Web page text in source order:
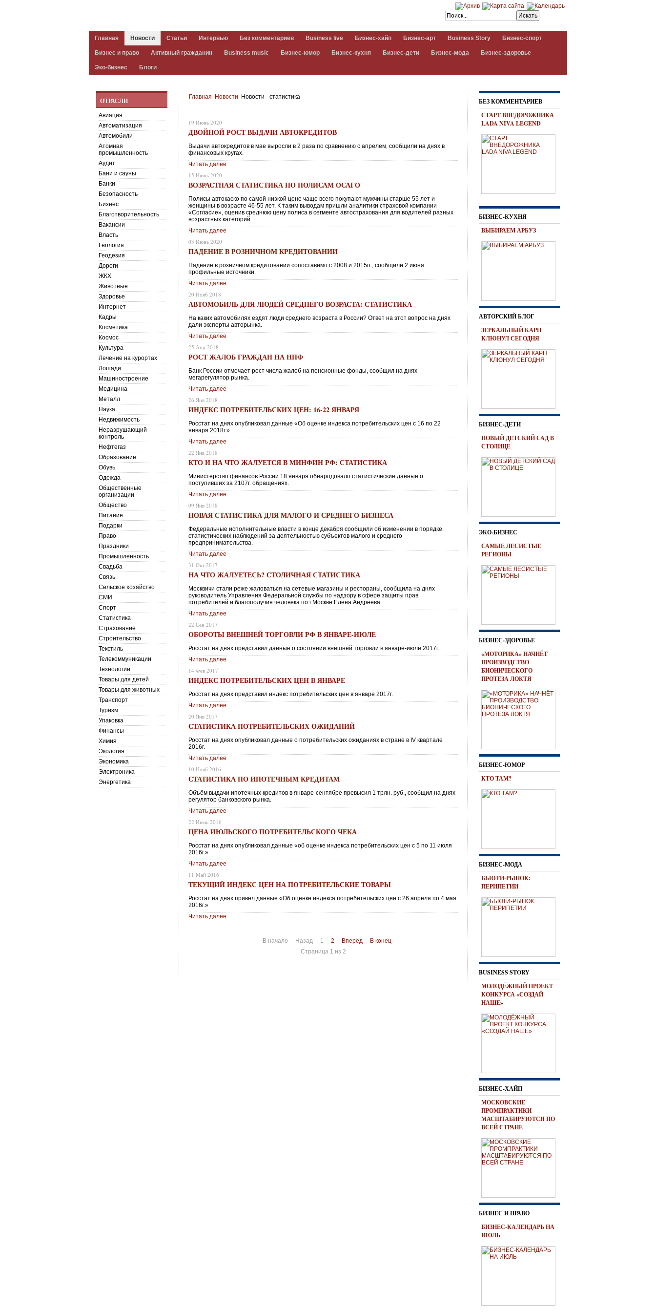
Главная Новости Статьи Интервью Без комментариев Business live Бизнес-хайп Бизнес-арт Business Story Бизнес-спорт
Бизнес и право Активный гражданин Business music Бизнес-юмор Бизнес-кухня Бизнес-дети Бизнес-мода Бизнес-здоровье
Эко-бизнес Блоги
Главная Новости Новости - статистика
19 Июнь 2020
ДВОЙНОЙ РОСТ ВЫДАЧИ АВТОКРЕДИТОВ
Выдачи автокредитов в мае выросли в 2 раза по сравнению с апрелем, сообщили на днях в
финансовых кругах.
Читать далее
15 Июнь 2020
ВОЗРАСТНАЯ СТАТИСТИКА ПО ПОЛИСАМ ОСАГО
Полисы автокаско по самой низкой цене чаще всего покупают мужчины старше 55 лет и
женщины в возрасте 46-55 лет. К таким выводам пришли аналитики страховой компании
«Согласие», оценив среднюю цену полиса в сегменте автострахования для водителей разных
возрастных категорий.
Читать далее
03 Июнь 2020
ПАДЕНИЕ В РОЗНИЧНОМ КРЕДИТОВАНИИ
Падение в розничном кредитовании сопоставимо с 2008 и 2015гг., сообщили 2 июня
профильные источники.
Читать далее
20 Нояб 2018
АВТОМОБИЛЬ ДЛЯ ЛЮДЕЙ СРЕДНЕГО ВОЗРАСТА: СТАТИСТИКА
На каких автомобилях ездят люди среднего возраста в России? Ответ на этот вопрос на днях
дали эксперты авторынка.
Читать далее
25 Апр 2018
РОСТ ЖАЛОБ ГРАЖДАН НА НПФ
Банк России отмечает рост числа жалоб на пенсионные фонды, сообщил на днях
мегарегулятор рынка.
Читать далее
26 Янв 2018
ИНДЕКС ПОТРЕБИТЕЛЬСКИХ ЦЕН: 16-22 ЯНВАРЯ
Росстат на днях опубликовал данные «Об оценке индекса потребительских цен с 16 по 22
января 2018г.»
Читать далее
22 Янв 2018
КТО И НА ЧТО ЖАЛУЕТСЯ В МИНФИН РФ: СТАТИСТИКА
Министерство финансов России 18 января обнародовало статистические данные о
поступивших за 2107г. обращениях.
Читать далее
09 Янв 2018
НОВАЯ СТАТИСТИКА ДЛЯ МАЛОГО И СРЕДНЕГО БИЗНЕСА
Федеральные исполнительные власти в конце декабря сообщили об изменении в порядке
статистических наблюдений за деятельностью субъектов малого и среднего
предпринимательства.
Читать далее
31 Окт 2017
НА ЧТО ЖАЛУЕТЕСЬ? СТОЛИЧНАЯ СТАТИСТИКА
Москвичи стали реже жаловаться на сетевые магазины и рестораны, сообщила на днях
руководитель Управления Федеральной службы по надзору в сфере защиты прав
потребителей и благополучия человека по г.Москве Елена Андреева.
Читать далее
22 Сен 2017
ОБОРОТЫ ВНЕШНЕЙ ТОРГОВЛИ РФ В ЯНВАРЕ-ИЮЛЕ
Росстат на днях представил данные о состоянии внешней торговли в январе-июле 2017г.
Читать далее
14 Фев 2017
ИНДЕКС ПОТРЕБИТЕЛЬСКИХ ЦЕН В ЯНВАРЕ
Росстат на днях представил индекс потребительских цен в январе 2017г.
Читать далее
20 Янв 2017
СТАТИСТИКА ПОТРЕБИТЕЛЬСКИХ ОЖИДАНИЙ
Росстат на днях опубликовал данные о потребительских ожиданиях в стране в IV квартале
2016г.
Читать далее
10 Нояб 2016
СТАТИСТИКА ПО ИПОТЕЧНЫМ КРЕДИТАМ
Объём выдачи ипотечных кредитов в январе-сентябре превысил 1 трлн. руб., сообщил на днях
регулятор банковского рынка.
Читать далее
22 Июль 2016
ЦЕНА ИЮЛЬСКОГО ПОТРЕБИТЕЛЬСКОГО ЧЕКА
Росстат на днях опубликовал данные «об оценке индекса потребительских цен с 5 по 11 июля
2016г.»
Читать далее
11 Май 2016
ТЕКУЩИЙ ИНДЕКС ЦЕН НА ПОТРЕБИТЕЛЬСКИЕ ТОВАРЫ
Росстат на днях привёл данные «Об оценке индекса потребительских цен с 26 апреля по 4 мая
2016г.»
Читать далее
В начало Назад 1 2 Вперёд
В конец
Страница 1 из 2
ОТРАСЛИ
Авиация
Автоматизация
Автомобили
Атомная
промышленность
Аудит
Бани и сауны
Банки
Безопасность
Бизнес
Благотворительность
Вакансии
Власть
Геология
Геодезия
Дороги
ЖКХ
Животные
Здоровье
Интернет
Кадры
Косметика
Космос
Культура
Лечение на курортах
Лошади
Машиностроение
Медицина
Металл
Наука
Недвижимость
Неразрушающий
контроль
Нефтегаз
Образование
Обувь
Одежда
Общественные
организации
Общество
Питание
Подарки
Право
Праздники
Промышленность
Свадьба
Связь
Сельское хозяйство
СМИ
Спорт
Статистика
Страхование
Строительство
Текстиль
Телекоммуникации
Технологии
Товары для детей
Товары для животных
Транспорт
Туризм
Упаковка
Финансы
Химия
Экология
Экономика
Электроника
Энергетика
БЕЗ КОММЕНТАРИЕВ
СТАРТ ВНЕДОРОЖНИКА
LADA NIVA LEGEND
БИЗНЕС-КУХНЯ
ВЫБИРАЕМ АРБУЗ
АВТОРСКИЙ БЛОГ
ЗЕРКАЛЬНЫЙ КАРП
КЛЮНУЛ СЕГОДНЯ
БИЗНЕС-ДЕТИ
НОВЫЙ ДЕТСКИЙ САД В
СТОЛИЦЕ
ЭКО-БИЗНЕС
САМЫЕ ЛЕСИСТЫЕ
РЕГИОНЫ
БИЗНЕС-ЗДОРОВЬЕ
«МОТОРИКА» НАЧНЁТ
ПРОИЗВОДСТВО
БИОНИЧЕСКОГО
ПРОТЕЗА ЛОКТЯ
БИЗНЕС-ЮМОР
КТО ТАМ?
БИЗНЕС-МОДА
БЬЮТИ-РЫНОК:
ПЕРИПЕТИИ
BUSINESS STORY
МОЛОДЁЖНЫЙ ПРОЕКТ
КОНКУРСА «СОЗДАЙ
НАШЕ»
БИЗНЕС-ХАЙП
МОСКОВСКИЕ
ПРОМПРАКТИКИ
МАСШТАБИРУЮТСЯ ПО
ВСЕЙ СТРАНЕ
БИЗНЕС И ПРАВО
БИЗНЕС-КАЛЕНДАРЬ НА
ИЮЛЬ